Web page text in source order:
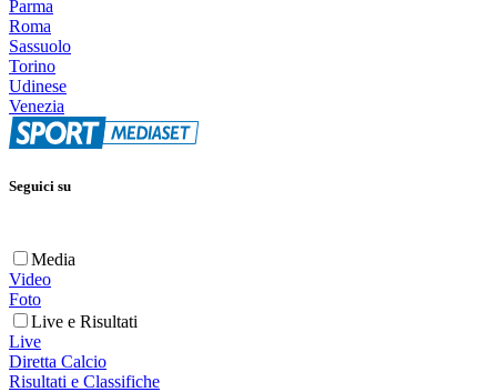
Parma
Roma
Sassuolo
Torino
Udinese
Venezia
Seguici su
Media
Video
Foto
Live e Risultati
Live
Diretta Calcio
Risultati e Classifiche